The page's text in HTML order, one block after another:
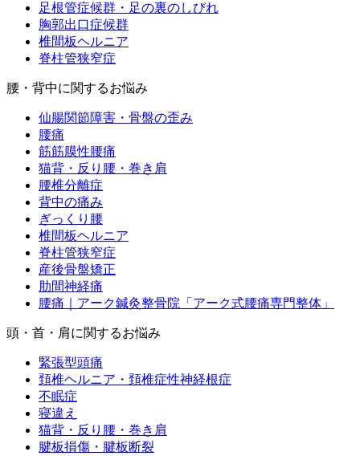
足根管症候群・足の裏のしびれ
胸郭出口症候群
椎間板ヘルニア
脊柱管狭窄症
腰・背中に関するお悩み
仙腸関節障害・骨盤の歪み
腰痛
筋筋膜性腰痛
猫背・反り腰・巻き肩
腰椎分離症
背中の痛み
ぎっくり腰
椎間板ヘルニア
脊柱管狭窄症
産後骨盤矯正
肋間神経痛
腰痛｜アーク鍼灸整骨院「アーク式腰痛専門整体」
頭・首・肩に関するお悩み
緊張型頭痛
頚椎ヘルニア・頚椎症性神経根症
不眠症
寝違え
猫背・反り腰・巻き肩
腱板損傷・腱板断裂